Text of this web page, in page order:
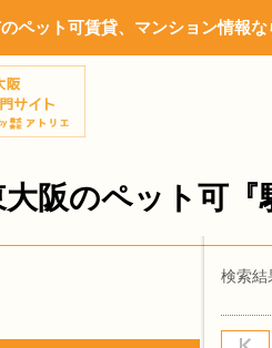
ペット可賃貸、マンション情報
大阪のペット可『
検索結